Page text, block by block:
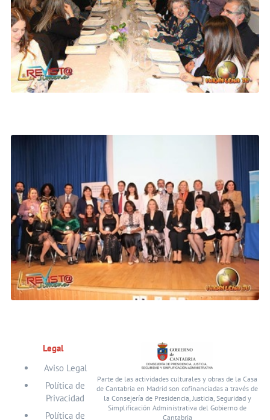
Legal
Aviso Legal
Política de
Privacidad
Política de
Parte de las actividades culturales y obras de la Casa
de Cantabria en Madrid son cofinanciadas a través de
la Consejería de Presidencia, Justicia, Seguridad y
Simplificación Administrativa del Gobierno de
Cantabria